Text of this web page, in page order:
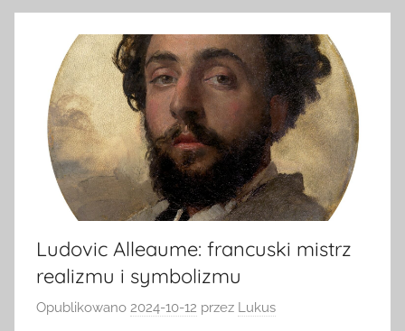
Ludovic Alleaume: francuski mistrz
realizmu i symbolizmu
Opublikowano 2024-10-12 przez Lukus